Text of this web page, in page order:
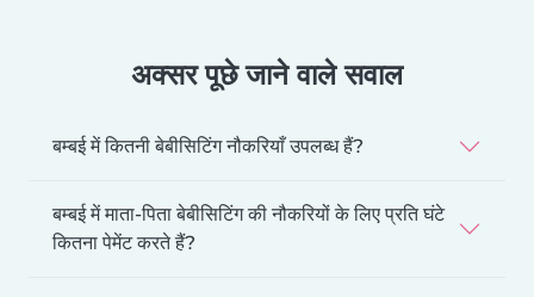
अक्सर पूछे जाने वाले सवाल
बम्बई में कितनी बेबीसिटिंग नौकरियाँ उपलब्ध हैं?
बम्बई में माता-पिता बेबीसिटिंग की नौकरियों के लिए प्रति घंटे
कितना पेमेंट करते हैं?